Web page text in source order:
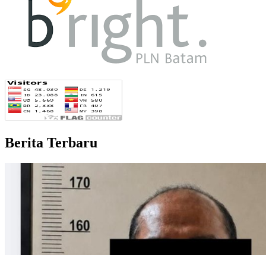
Berita Terbaru